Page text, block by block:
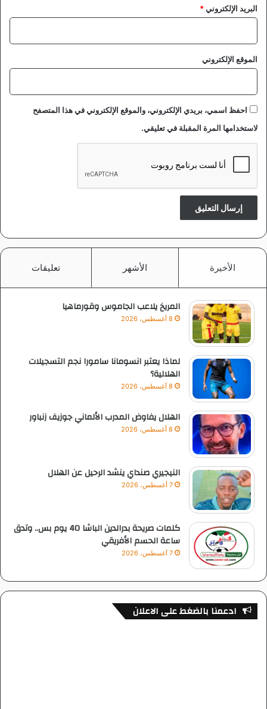
البريد الإلكتروني*
الموقع الإلكتروني
احفظ اسمي، بريدي الإلكتروني، والموقع الإلكتروني في هذا المتصفح
لاستخدامها المرة المقبلة في تعليقي.
الأخيرة الأشهر تعليقات
المريخ يلاعب الجاموس وقورماهيا
8 أغسطس، 2026
لماذا يعتبر انسومانا سامورا نجم التسجيلات
الهلالية؟
8 أغسطس، 2026
الهلال يفاوض المدرب الألماني جوزيف زنباور
8 أغسطس، 2026
النيجيري صنداي ينشد الرحيل عن الهلال
7 أغسطس، 2026
كلمات صريحة بدرالدين الباشا 40 يوم بس.. وتدق
ساعة الحسم الأفريقي
7 أغسطس، 2026
ادعمنا بالضغط على الاعلان